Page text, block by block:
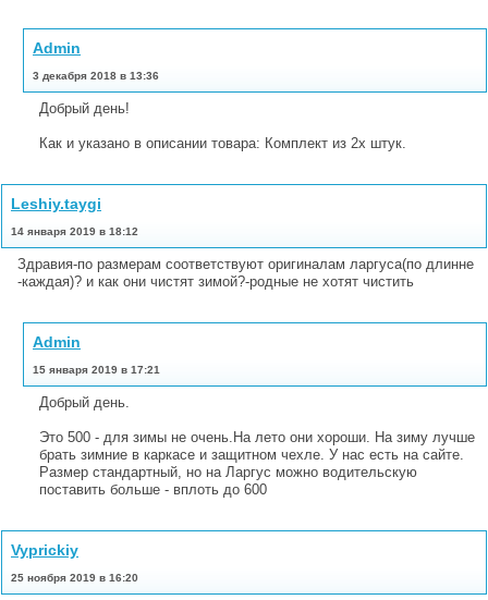
Admin
3 декабря 2018 в 13:36
Добрый день!
Как и указано в описании товара: Комплект из 2х штук.
Leshiy.taygi
14 января 2019 в 18:12
Здравия-по размерам соответствуют оригиналам ларгуса(по длинне
-каждая)? и как они чистят зимой?-родные не хотят чистить
Admin
15 января 2019 в 17:21
Добрый день.
Это 500 - для зимы не очень.На лето они хороши. На зиму лучше
брать зимние в каркасе и защитном чехле. У нас есть на сайте.
Размер стандартный, но на Ларгус можно водительскую
поставить больше - вплоть до 600
Vyprickiy
25 ноября 2019 в 16:20